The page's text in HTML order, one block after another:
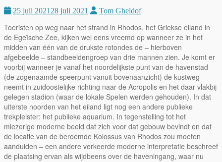
25 juli 2021 28 juli 2021 Tom Gheldof
Toeristen op weg naar het strand in Rhodos, het Griekse eiland in
de Egeïsche Zee, kijken wel eens vreemd op wanneer ze in het
midden van één van de drukste rotondes de – hierboven
afgebeelde – standbeeldengroep van drie mannen zien. Je komt er
voorbij wanneer je vanaf het noordelijkste punt van de havenstad
(de zogenaamde speerpunt vanuit bovenaanzicht) de kustweg
neemt in zuidoostelijke richting naar de Acropolis en het daar vlakbij
gelegen stadion (waar de lokale Spelen werden gehouden). In dat
uiterste noorden van het eiland ligt nog een andere publieke
trekpleister: het publieke aquarium. In tegenstelling tot het
miezerige moderne beeld dat zich voor dat gebouw bevindt en dat
de locatie van de beroemde Kolossus van Rhodos zou moeten
aanduiden – een andere verkeerde moderne interpretatie beschreef
de plaatsing ervan als wijdbeens over de haveningang, waar nu